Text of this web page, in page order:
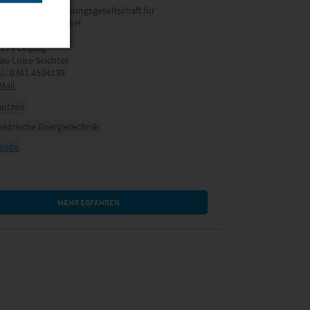
Sahlmann Planungsgesellschaft für
mbH
Leipzig
Luise Seichter
0341 4534139
Energietechnik
MEHR ERFAHREN